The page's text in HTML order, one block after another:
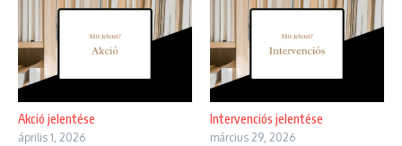
Akció jelentése
április 1, 2026
Intervenciós jelentése
március 29, 2026